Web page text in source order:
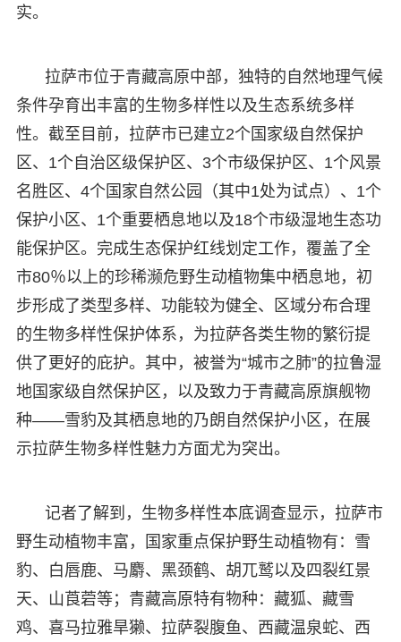
实。
拉萨市位于青藏高原中部，独特的自然地理气候
条件孕育出丰富的生物多样性以及生态系统多样
性。截至目前，拉萨市已建立2个国家级自然保护
区、1个自治区级保护区、3个市级保护区、1个风景
名胜区、4个国家自然公园（其中1处为试点）、1个
保护小区、1个重要栖息地以及18个市级湿地生态功
能保护区。完成生态保护红线划定工作，覆盖了全
市80％以上的珍稀濒危野生动植物集中栖息地，初
步形成了类型多样、功能较为健全、区域分布合理
的生物多样性保护体系，为拉萨各类生物的繁衍提
供了更好的庇护。其中，被誉为“城市之肺”的拉鲁湿
地国家级自然保护区，以及致力于青藏高原旗舰物
种——雪豹及其栖息地的乃朗自然保护小区，在展
示拉萨生物多样性魅力方面尤为突出。
记者了解到，生物多样性本底调查显示，拉萨市
野生动植物丰富，国家重点保护野生动植物有：雪
豹、白唇鹿、马麝、黑颈鹤、胡兀鹫以及四裂红景
天、山莨菪等；青藏高原特有物种：藏狐、藏雪
鸡、喜马拉雅旱獭、拉萨裂腹鱼、西藏温泉蛇、西